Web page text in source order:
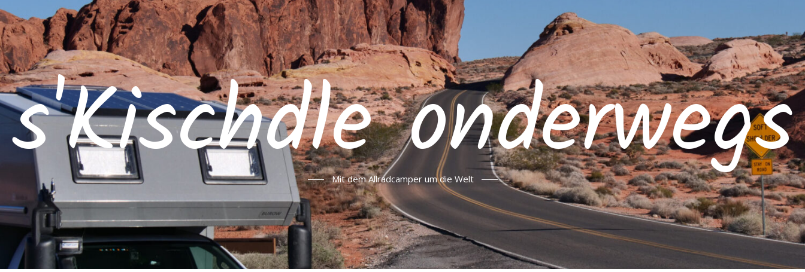
s'Kischdle onderwegs
Mit dem Allradcamper um die Welt